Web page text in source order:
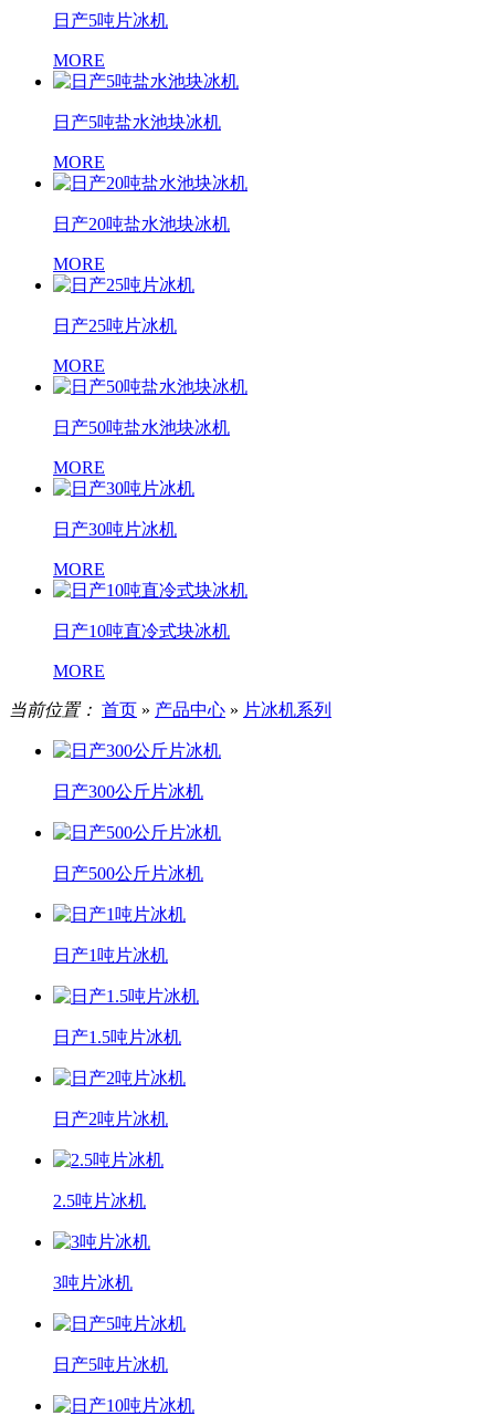
日产5吨片冰机
MORE
日产5吨盐水池块冰机
MORE
日产20吨盐水池块冰机
MORE
日产25吨片冰机
MORE
日产50吨盐水池块冰机
MORE
日产30吨片冰机
MORE
日产10吨直冷式块冰机
MORE
当前位置： 首页 » 产品中心 » 片冰机系列
日产300公斤片冰机
日产500公斤片冰机
日产1吨片冰机
日产1.5吨片冰机
日产2吨片冰机
2.5吨片冰机
3吨片冰机
日产5吨片冰机